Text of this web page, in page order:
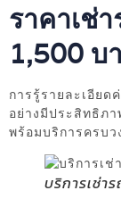
ราคาเช่า
1,500 บ
การรู้รายละเอีย
อย่างมีประสิทธิภา
พร้อมบริการครบว
บริการเช่าร